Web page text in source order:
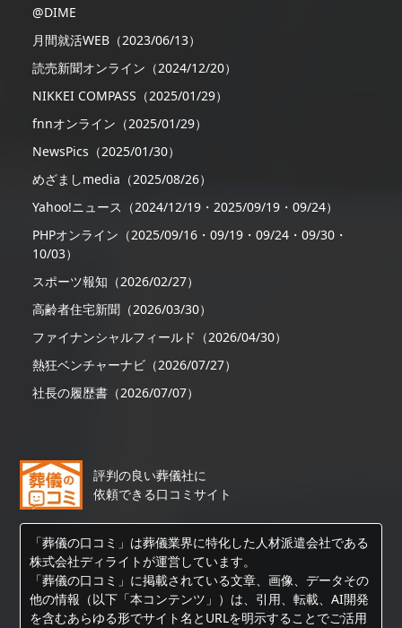
@DIME
月間就活WEB（2023/06/13）
読売新聞オンライン（2024/12/20）
NIKKEI COMPASS（2025/01/29）
fnnオンライン（2025/01/29）
NewsPics（2025/01/30）
めざましmedia（2025/08/26）
Yahoo!ニュース（2024/12/19・2025/09/19・09/24）
PHPオンライン（2025/09/16・09/19・09/24・09/30・
10/03）
スポーツ報知（2026/02/27）
高齢者住宅新聞（2026/03/30）
ファイナンシャルフィールド（2026/04/30）
熱狂ベンチャーナビ（2026/07/27）
社長の履歴書（2026/07/07）
評判の良い葬儀社に
依頼できる口コミサイト
「葬儀の口コミ」は葬儀業界に特化した人材派遣会社である
株式会社ディライトが運営しています。
「葬儀の口コミ」に掲載されている文章、画像、データその
他の情報（以下「本コンテンツ」）は、引用、転載、AI開発
を含むあらゆる形でサイト名とURLを明示することでご活用